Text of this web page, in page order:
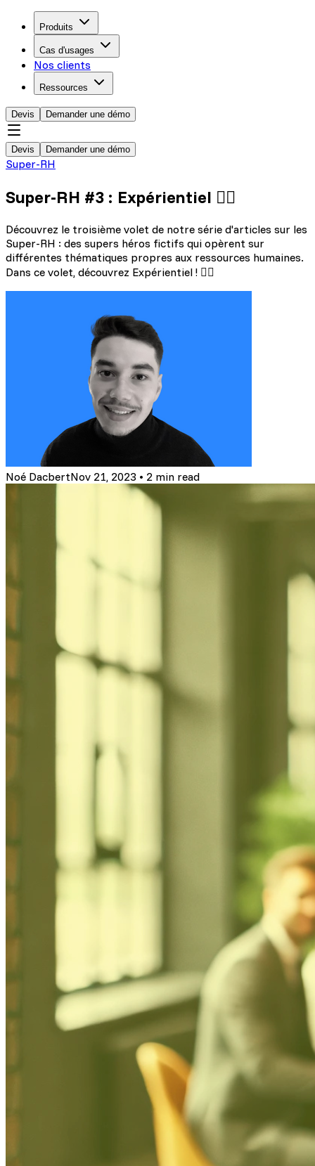
Produits
Cas d'usages
Nos clients
Ressources
Devis Demander une démo
Devis Demander une démo
Super-RH
Super-RH #3 : Expérientiel 🦸‍♂️
Découvrez le troisième volet de notre série d'articles sur les
Super-RH : des supers héros fictifs qui opèrent sur
différentes thématiques propres aux ressources humaines.
Dans ce volet, découvrez Expérientiel ! 🦸‍♂️
Noé DacbertNov 21, 2023 • 2 min read